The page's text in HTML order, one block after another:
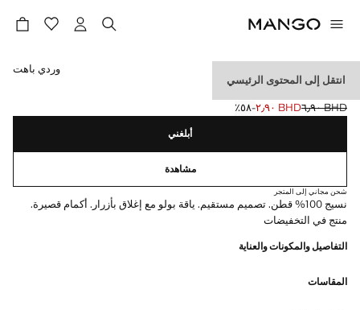
انتقل إلى المحتوى الرئيسي
تي شيرت قطني من بولو
السعر الأول محذوف [BHD ٦٫٩٠ ]
BHD ٦٫٩٠
السعر الحالي [BHD ٢٫٩٠ ]
BHD ٢٫٩٠ ؜-٥٨٪؜
حدد اللون
وردي باهت
أبلغني
مشاهدة
شحن مجاني إلى المتجر
نسيج 100% قطن. تصميم مستقيم. ياقة بولو مع إغلاق بأزرار. أكمام قصيرة.
منتج في التخفيضات
التفاصيل والمكونات والعناية
المقاسات